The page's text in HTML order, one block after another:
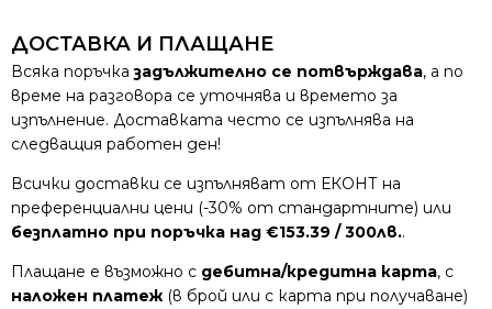
ДОСТАВКА И ПЛАЩАНЕ
Всяка поръчказадължително се потвърждава, а по
време на разговора се уточнява и времето за
изпълнение. Доставката често се изпълнява на
следващия работен ден!
Всички доставки се изпълняват от ЕКОНТ на
преференциални цени (-30% от стандартните) или
безплатно при поръчка над €153.39 / 300лв..
Плащане е възможно с дебитна/кредитна карта, с
наложен платеж (в брой или с карта при получаване)